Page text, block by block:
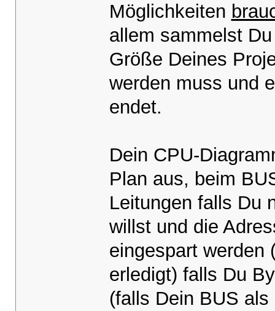
Möglichkeiten
allem sammelst
Größe Deines
werden muss und
endet.
Dein CPU-
Plan aus, beim
Leitungen falls Du
willst und die
eingespart werden
erledigt) falls Du
(falls Dein BUS